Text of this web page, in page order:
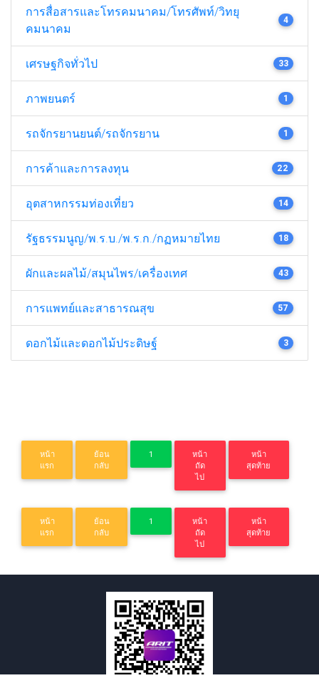
การสื่อสารและโทรคมนาคม/โทรศัพท์/วิทยุ
คมนาคม
4
เศรษฐกิจทั่วไป 33
ภาพยนตร์ 1
รถจักรยานยนต์/รถจักรยาน 1
การค้าและการลงทุน 22
อุตสาหกรรมท่องเที่ยว 14
รัฐธรรมนูญ/พ.ร.บ./พ.ร.ก./กฏหมายไทย 18
ผักและผลไม้/สมุนไพร/เครื่องเทศ 43
การแพทย์และสาธารณสุข 57
ดอกไม้และดอกไม้ประดิษฐ์ 3
หน้า
แรก
ย้อน
กลับ
1
หน้า
ถัด
ไป
หน้า
สุดท้าย
หน้า
แรก
ย้อน
กลับ
1
หน้า
ถัด
ไป
หน้า
สุดท้าย